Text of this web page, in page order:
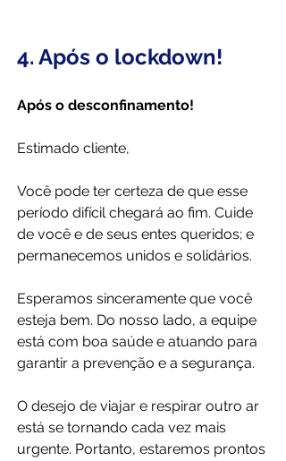
4. Após o lockdown!
Após o desconfinamento!
Estimado cliente,
Você pode ter certeza de que esse
período difícil chegará ao fim. Cuide
de você e de seus entes queridos; e
permanecemos unidos e solidários.
Esperamos sinceramente que você
esteja bem. Do nosso lado, a equipe
está com boa saúde e atuando para
garantir a prevenção e a segurança.
O desejo de viajar e respirar outro ar
está se tornando cada vez mais
urgente. Portanto, estaremos prontos